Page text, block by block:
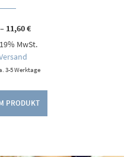
– 11,60€Preisspanne:
bis
MwSt.
3-5 Werktage
PRODUKT